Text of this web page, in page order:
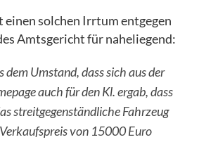
einen solchen Irrtum entgegen
Amtsgericht für naheliegend:
dem Umstand, dass sich aus der
auch für den Kl. ergab, dass
streitgegenständliche Fahrzeug
von 15000 Euro